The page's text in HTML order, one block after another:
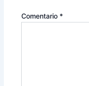
Comentario *